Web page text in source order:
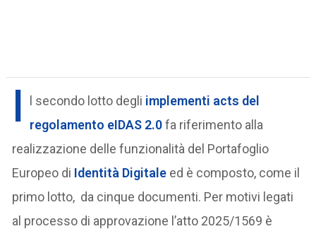
I l secondo lotto degli implementi acts del
regolamento eIDAS 2.0fa riferimento alla
realizzazione delle funzionalità del Portafoglio
Europeo di Identità Digitale ed è composto, come il
primo lotto, da cinque documenti. Per motivi legati
al processo di approvazione l’atto 2025/1569 è